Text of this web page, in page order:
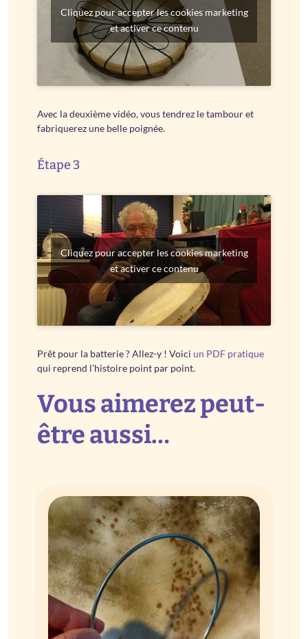
Cliquez pour accepter les cookies marketing
et activer ce contenu
Avec la deuxième vidéo, vous tendrez le tambour et
fabriquerez une belle poignée.
Étape 3
Cliquez pour accepter les cookies marketing
et activer ce contenu
Prêt pour la batterie ? Allez-y ! Voiciun PDF pratique
qui reprend l’histoire point par point.
Vous aimerez peut-
être aussi…